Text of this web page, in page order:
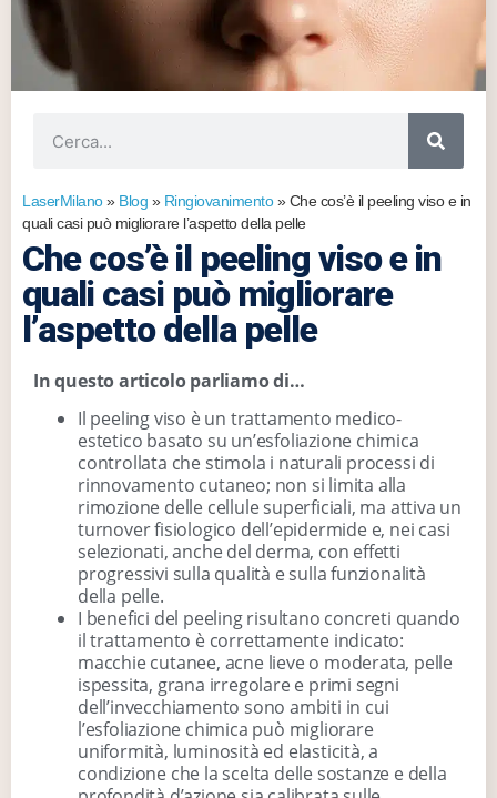
LaserMilano» Blog » Ringiovanimento» Che cos’è il peeling viso e in
quali casi può migliorare l’aspetto della pelle
Che cos’è il peeling viso e in
quali casi può migliorare
l’aspetto della pelle
In questo articolo parliamo di…
Il peeling viso è un trattamento medico-
estetico basato su un’esfoliazione chimica
controllata che stimola i naturali processi di
rinnovamento cutaneo; non si limita alla
rimozione delle cellule superficiali, ma attiva un
turnover fisiologico dell’epidermide e, nei casi
selezionati, anche del derma, con effetti
progressivi sulla qualità e sulla funzionalità
della pelle.
I benefici del peeling risultano concreti quando
il trattamento è correttamente indicato:
macchie cutanee, acne lieve o moderata, pelle
ispessita, grana irregolare e primi segni
dell’invecchiamento sono ambiti in cui
l’esfoliazione chimica può migliorare
uniformità, luminosità ed elasticità, a
condizione che la scelta delle sostanze e della